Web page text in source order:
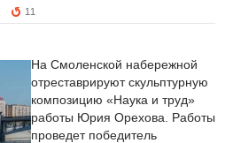
11
На Смоленской набережной
отреставрируют скульптурную
композицию «Наука и труд»
работы Юрия Орехова. Работы
проведет победитель